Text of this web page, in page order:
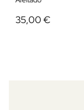
35,00 €